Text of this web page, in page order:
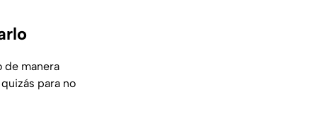
de manera
para no